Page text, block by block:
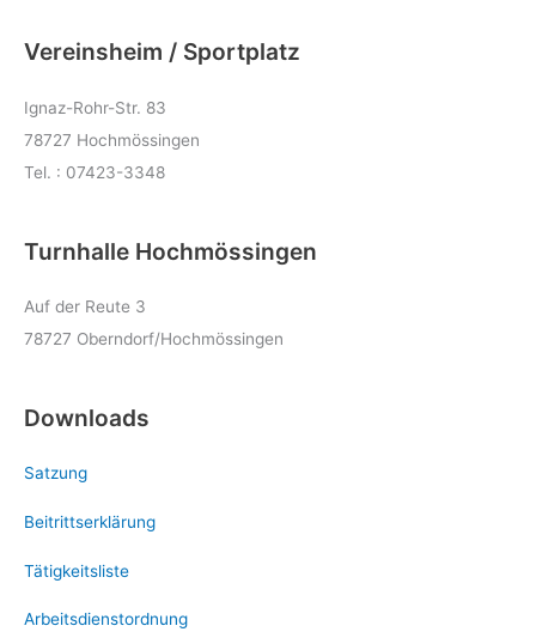
Vereinsheim / Sportplatz
Ignaz-Rohr-Str. 83
78727 Hochmössingen
Tel. : 07423-3348
Turnhalle Hochmössingen
Auf der Reute 3
78727 Oberndorf/Hochmössingen
Downloads
Satzung
Beitrittserklärung
Tätigkeitsliste
Arbeitsdienstordnung